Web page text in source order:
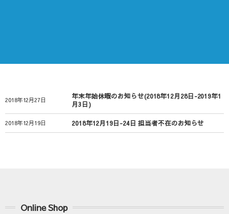
2018年12月27日
年末年始休暇のお知らせ(2018年12月28日-2019年1
月3日)
2018年12月19日 2018年12月19日-24日 担当者不在のお知らせ
Online Shop